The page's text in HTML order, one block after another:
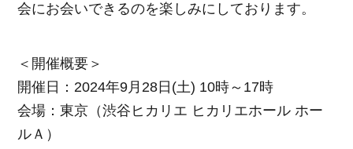
会にお会いできるのを楽しみにしております。
＜開催概要＞
開催日：2024年9月28日(土) 10時～17時
会場：東京（渋谷ヒカリエ ヒカリエホール ホー
ルＡ）